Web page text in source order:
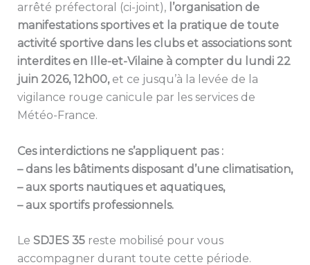
arrêté préfectoral (ci-joint), l’organisation de
manifestations sportives et la pratique de toute
activité sportive dans les clubs et associations sont
interdites en Ille-et-Vilaine à compter du lundi 22
juin 2026, 12h00,et ce jusqu’à la levée de la
vigilance rouge canicule par les services de
Météo-France.
Ces interdictions ne s’appliquent pas :
– dans les bâtiments disposant d’une climatisation,
– aux sports nautiques et aquatiques,
– aux sportifs professionnels.
Le SDJES 35reste mobilisé pour vous
accompagner durant toute cette période.